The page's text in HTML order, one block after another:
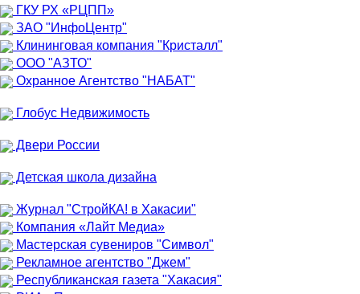
ГКУ РХ «РЦПП»
ЗАО "ИнфоЦентр"
Клининговая компания "Кристалл"
ООО "АЗТО"
Охранное Агентство "НАБАТ"
Глобус Недвижимость
Двери России
Детская школа дизайна
Журнал "СтройКА! в Хакасии"
Компания «Лайт Медиа»
Мастерская сувениров "Символ"
Рекламное агентство "Джем"
Республиканская газета "Хакасия"